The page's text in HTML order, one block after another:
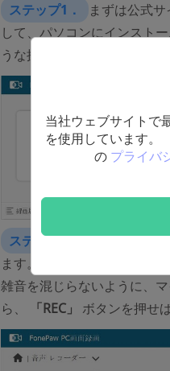
ステップ1．
まずは公式サ
して、パソコンにインスト
うな操作画面が現れます。
ステップ2． 次は「音声
ます。PCでラジオを録音し
雑音を混じらないように、
ら、
「REC」 ボタンを押せ
当社ウェブサイトで
を使用しています。
の プライバ